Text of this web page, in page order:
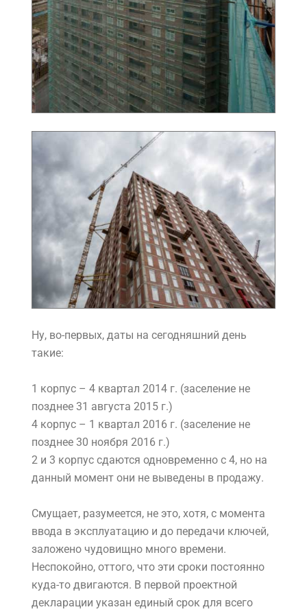
Ну, во-первых, даты на сегодняшний день
такие:
1 корпус – 4 квартал 2014 г. (заселение не
позднее 31 августа 2015 г.)
4 корпус – 1 квартал 2016 г. (заселение не
позднее 30 ноября 2016 г.)
2 и 3 корпус сдаются одновременно с 4, но на
данный момент они не выведены в продажу.
Смущает, разумеется, не это, хотя, с момента
ввода в эксплуатацию и до передачи ключей,
заложено чудовищно много времени.
Неспокойно, оттого, что эти сроки постоянно
куда-то двигаются. В первой проектной
декларации указан единый срок для всего